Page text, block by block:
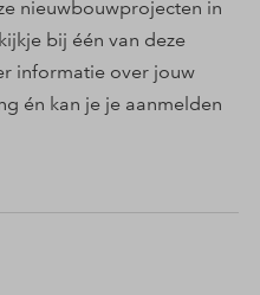
nieuwbouwprojecten in
bij één van deze
informatie over jouw
én kan je je aanmelden